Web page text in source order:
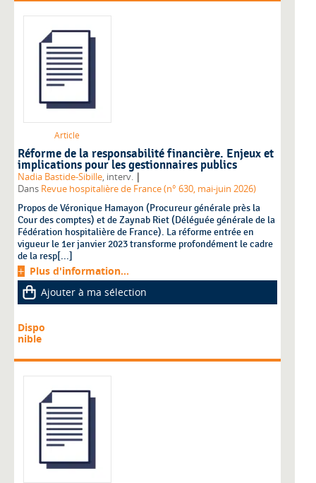
Article
Réforme de la responsabilité financière. Enjeux et
implications pour les gestionnaires publics
Nadia Bastide-Sibille, interv. |
Dans Revue hospitalière de France (n° 630, mai-juin 2026)
Propos de Véronique Hamayon (Procureur générale près la
Cour des comptes) et de Zaynab Riet (Déléguée générale de la
Fédération hospitalière de France). La réforme entrée en
vigueur le 1er janvier 2023 transforme profondément le cadre
de la resp[...]
Plus d'information...
Ajouter à ma sélection
Dispo
nible